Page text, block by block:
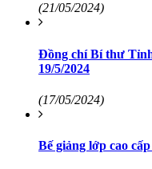
(21/05/2024)
Đồng chí Bí thư
19/5/2024
(17/05/2024)
Bế giảng lớp cao